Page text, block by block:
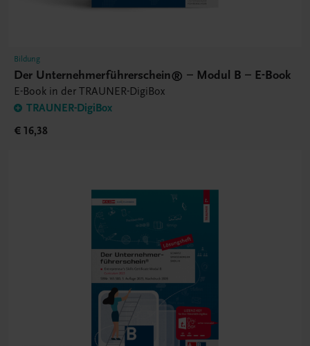
Bildung
Der Unternehmerführerschein® – Modul B – E-Book
E-Book in der TRAUNER-DigiBox
TRAUNER-DigiBox
€ 16,38